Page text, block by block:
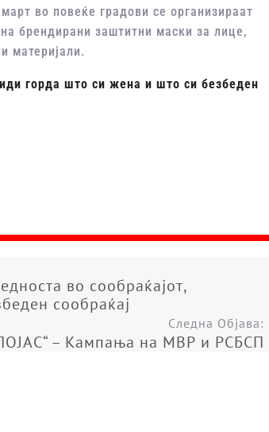
во повеќе градови се организираат
брендирани заштитни маски за лице,
материјали.
горда што си жена и што си безбеден
во сообраќајот,
сообраќај
Следна Објава:
– Кампања на МВР и РСБСП